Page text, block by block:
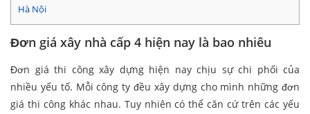
Hà Nội
Đơn giá xây nhà cấp 4 hiện nay là bao nhiêu
Đơn giá thi công xây dựng hiện nay chịu sự chi phối của
nhiều yếu tố. Mỗi công ty đều xây dựng cho mình những đơn
giá thi công khác nhau. Tuy nhiên có thể căn cứ trên các yếu